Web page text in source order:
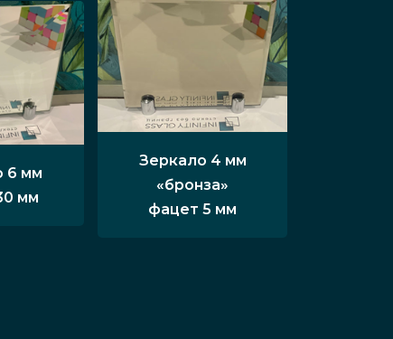
6 мм
мм
Зеркало 4 мм
«бронза»
фацет 5 мм